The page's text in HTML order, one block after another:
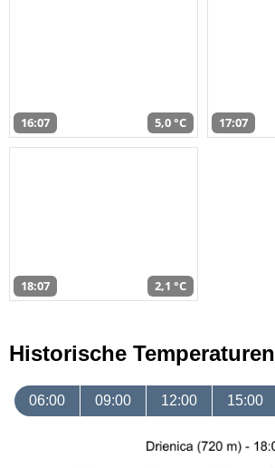
16:07 5,0 °C 17:07
18:07 2,1 °C
Historische Temperaturen
06:00 09:00 12:00 15:00